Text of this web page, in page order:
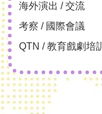
海外演出 / 交流
考察 / 國際會議
QTN / 教育戲劇培訓